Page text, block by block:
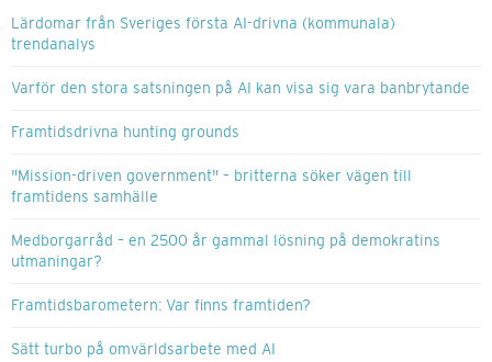
Lärdomar från Sveriges första AI-drivna (kommunala)
trendanalys
Varför den stora satsningen på AI kan visa sig vara banbrytande
Framtidsdrivna hunting grounds
"Mission-driven government" – britterna söker vägen till
framtidens samhälle
Medborgarråd – en 2500 år gammal lösning på demokratins
utmaningar?
Framtidsbarometern: Var finns framtiden?
Sätt turbo på omvärldsarbete med AI